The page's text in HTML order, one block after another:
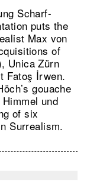
Scharf-
puts the
Max von
of
Unica Zürn
Fatoş İrwen.
gouache
und
of six
Surrealism.